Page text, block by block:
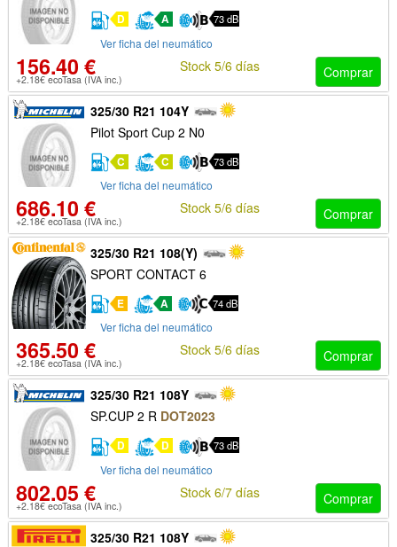
D A 73 dB
Ver ficha del neumático
156.40 €
+2.18€ ecoTasa (IVA inc.) Comprar
Stock 5/6 días
325/30 R21 104Y
Pilot Sport Cup 2 N0
C C 73 dB
Ver ficha del neumático
686.10 €
+2.18€ ecoTasa (IVA inc.) Comprar
Stock 5/6 días
325/30 R21 108(Y)
SPORT CONTACT 6
E A 74 dB
Ver ficha del neumático
365.50 €
+2.18€ ecoTasa (IVA inc.) Comprar
Stock 5/6 días
325/30 R21 108Y
SP.CUP 2 R DOT2023
D D 73 dB
Ver ficha del neumático
802.05 €
+2.18€ ecoTasa (IVA inc.) Comprar
Stock 6/7 días
325/30 R21 108Y